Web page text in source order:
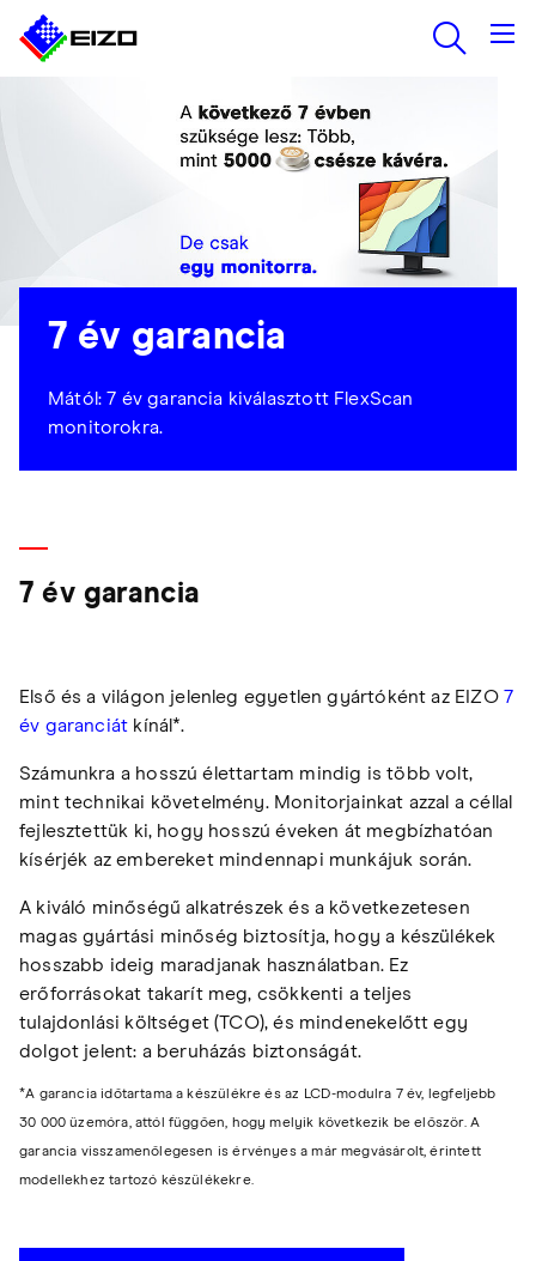
7 év garancia
Mától: 7 év garancia kiválasztott FlexScan
monitorokra.
7 év garancia
Első és a világon jelenleg egyetlen gyártóként az EIZO 7
év garanciát kínál*.
Számunkra a hosszú élettartam mindig is több volt,
mint technikai követelmény. Monitorjainkat azzal a céllal
fejlesztettük ki, hogy hosszú éveken át megbízhatóan
kísérjék az embereket mindennapi munkájuk során.
A kiváló minőségű alkatrészek és a következetesen
magas gyártási minőség biztosítja, hogy a készülékek
hosszabb ideig maradjanak használatban. Ez
erőforrásokat takarít meg, csökkenti a teljes
tulajdonlási költséget (TCO), és mindenekelőtt egy
dolgot jelent: a beruházás biztonságát.
*A garancia időtartama a készülékre és az LCD-modulra 7 év, legfeljebb
30 000 üzemóra, attól függően, hogy melyik következik be először. A
garancia visszamenőlegesen is érvényes a már megvásárolt, érintett
modellekhez tartozó készülékekre.